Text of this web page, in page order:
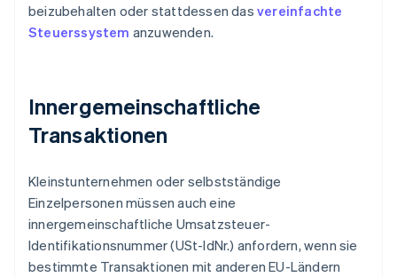
beizubehalten oder stattdessen das vereinfachte
Steuerssystem anzuwenden.
Innergemeinschaftliche
Transaktionen
Kleinstunternehmen oder selbstständige
Einzelpersonen müssen auch eine
innergemeinschaftliche Umsatzsteuer-
Identifikationsnummer (USt-IdNr.) anfordern, wenn sie
bestimmte Transaktionen mit anderen EU-Ländern